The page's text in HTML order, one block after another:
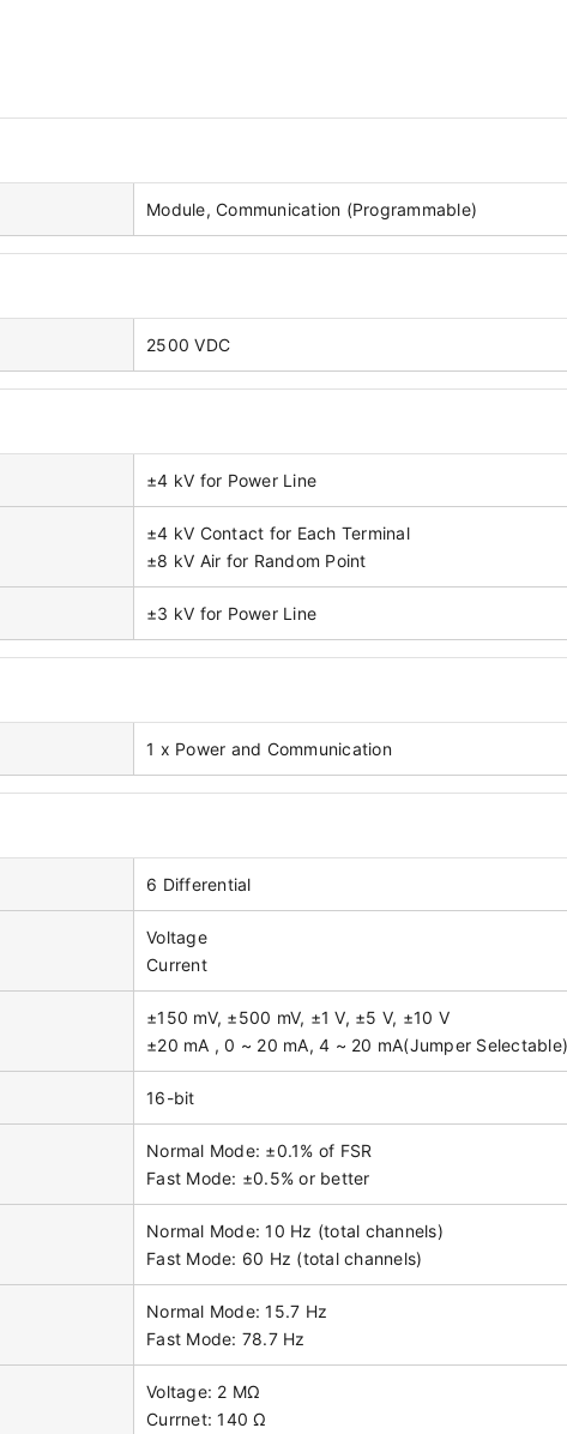
Module, Communication (Programmable)
2500 VDC
±4 kV for Power Line
±4 kV Contact for Each Terminal
±8 kV Air for Random Point
±3 kV for Power Line
1 x Power and Communication
6 Differential
Voltage
Current
±150 mV, ±500 mV, ±1 V, ±5 V, ±10 V
±20 mA , 0 ~ 20 mA, 4 ~ 20 mA(Jumper Selectable)
16-bit
Normal Mode: ±0.1% of FSR
Fast Mode: ±0.5% or better
Normal Mode: 10 Hz (total channels)
Fast Mode: 60 Hz (total channels)
Normal Mode: 15.7 Hz
Fast Mode: 78.7 Hz
Voltage: 2 MΩ
Currnet: 140 Ω